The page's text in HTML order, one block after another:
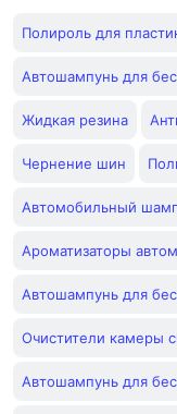
Полироль для
Автошампунь для
Жидкая резина
Чернение шин
Автомобильный
Ароматизаторы
Автошампунь для
Очистители камеры
Автошампунь для